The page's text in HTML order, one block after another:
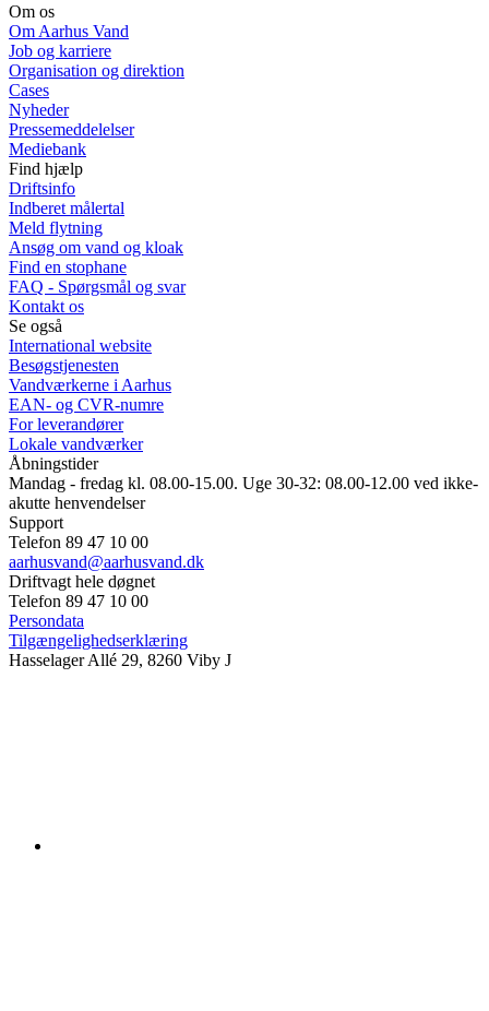
Om os
Om Aarhus Vand
Job og karriere
Organisation og direktion
Cases
Nyheder
Pressemeddelelser
Mediebank
Find hjælp
Driftsinfo
Indberet målertal
Meld flytning
Ansøg om vand og kloak
Find en stophane
FAQ - Spørgsmål og svar
Kontakt os
Se også
International website
Besøgstjenesten
Vandværkerne i Aarhus
EAN- og CVR-numre
For leverandører
Lokale vandværker
Åbningstider
Mandag - fredag kl. 08.00-15.00. Uge 30-32: 08.00-12.00 ved ikke-
akutte henvendelser
Support
Telefon 89 47 10 00
aarhusvand@aarhusvand.dk
Driftvagt hele døgnet
Telefon 89 47 10 00
Persondata
Tilgængelighedserklæring
Hasselager Allé 29, 8260 Viby J